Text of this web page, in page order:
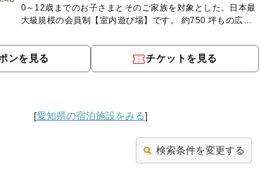
0～12歳までのお子さまとそのご家族を対象とした、日本最
大級規模の会員制【室内遊び場】です。 約750 坪もの広い
や、さ...
ンを見る チケットを見る
[愛知県の宿泊施設をみる]
検索条件を変更する